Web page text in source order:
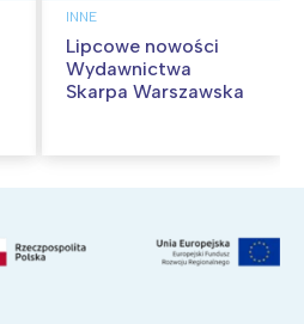
INNE
Lipcowe nowości
Wydawnictwa
Skarpa Warszawska